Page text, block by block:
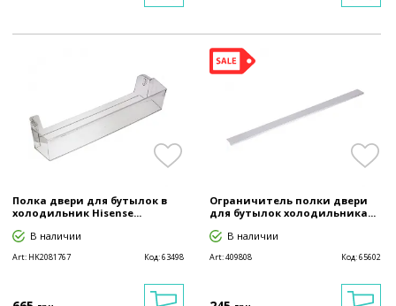
Полка двери для бутылок в
холодильник Hisense...
В наличии
Art: HK2081767 Код:63498
Ограничитель полки двери
для бутылок холодильника...
В наличии
Art:409808 Код:65602